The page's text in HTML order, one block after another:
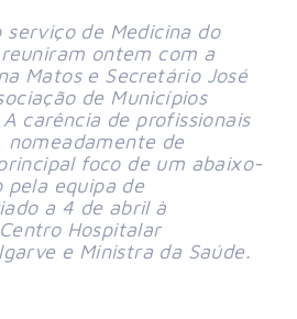
serviço de Medicina do
ontem com a
Matos e Secretário José
de Municípios
carência de profissionais
nomeadamente de
foco de um abaixo-
pela equipa de
a 4 de abril à
Hospitalar
e Ministra da Saúde.